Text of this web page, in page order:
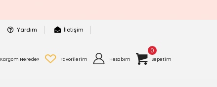
Yardım İletişim
Kargom Nerede? Favorilerim Hesabım
0
Sepetim